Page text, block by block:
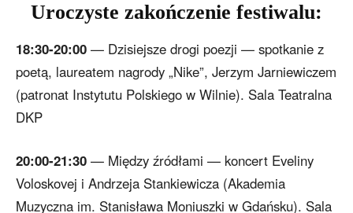
Uroczyste zakończenie festiwalu:
18:30-20:00 — Dzisiejsze drogi poezji — spotkanie z
poetą, laureatem nagrody „Nike”, Jerzym Jarniewiczem
(patronat Instytutu Polskiego w Wilnie). Sala Teatralna
DKP
20:00-21:30 — Między źródłami — koncert Eveliny
Voloskovej i Andrzeja Stankiewicza (Akademia
Muzyczna im. Stanisława Moniuszki w Gdańsku). Sala